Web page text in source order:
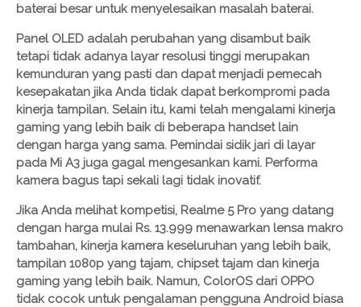
baterai besar untuk menyelesaikan masalah baterai.
Panel OLED adalah perubahan yang disambut baik
tetapi tidak adanya layar resolusi tinggi merupakan
kemunduran yang pasti dan dapat menjadi pemecah
kesepakatan jika Anda tidak dapat berkompromi pada
kinerja tampilan. Selain itu, kami telah mengalami kinerja
gaming yang lebih baik di beberapa handset lain
dengan harga yang sama. Pemindai sidik jari di layar
pada Mi A3 juga gagal mengesankan kami. Performa
kamera bagus tapi sekali lagi tidak inovatif.
Jika Anda melihat kompetisi, Realme 5 Pro yang datang
dengan harga mulai Rs. 13.999 menawarkan lensa makro
tambahan, kinerja kamera keseluruhan yang lebih baik,
tampilan 1080p yang tajam, chipset tajam dan kinerja
gaming yang lebih baik. Namun, ColorOS dari OPPO
tidak cocok untuk pengalaman pengguna Android biasa